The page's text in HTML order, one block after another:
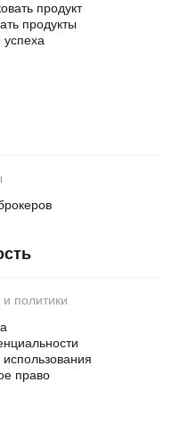
продукт
продукты
успеха
политики
право